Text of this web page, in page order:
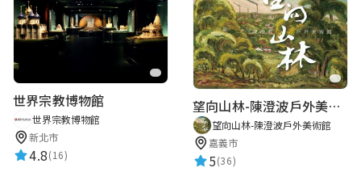
世界宗教博物館
世界宗教博物館
新北市
4.8(16)
望向山林-陳澄波戶外美術館
望向山林-陳澄波戶外美術館
嘉義市
5(36)